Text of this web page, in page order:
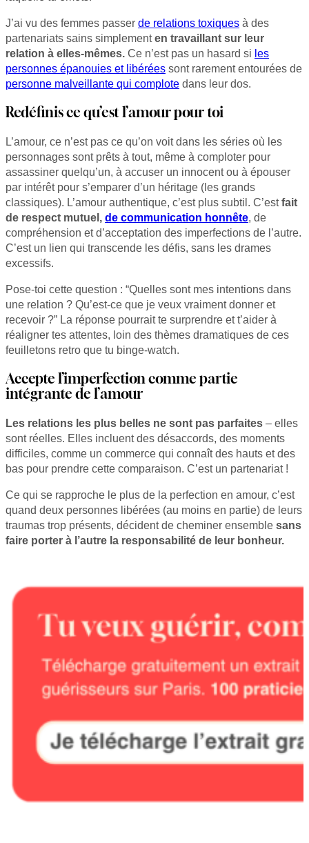
J’ai vu des femmes passer de relations toxiques à des
partenariats sains simplementen travaillant sur leur
relation à elles-mêmes. Ce n’est pas un hasard si les
personnes épanouies et libérées sont rarement entourées de
personne malveillante qui complote dans leur dos.
Redéfinis ce qu’est l’amour pour toi
L’amour, ce n’est pas ce qu’on voit dans les séries où les
personnages sont prêts à tout, même à comploter pour
assassiner quelqu’un, à accuser un innocent ou à épouser
par intérêt pour s’emparer d’un héritage (les grands
classiques). L’amour authentique, c’est plus subtil. C’estfait
de respect mutuel, de communication honnête, de
compréhension et d’acceptation des imperfections de l’autre.
C’est un lien qui transcende les défis, sans les drames
excessifs.
Pose-toi cette question : “Quelles sont mes intentions dans
une relation ? Qu’est-ce que je veux vraiment donner et
recevoir ?” La réponse pourrait te surprendre et t’aider à
réaligner tes attentes, loin des thèmes dramatiques de ces
feuilletons retro que tu binge-watch.
Accepte l’imperfection comme partie
intégrante de l’amour
Les relations les plus belles ne sont pas parfaites – elles
sont réelles. Elles incluent des désaccords, des moments
difficiles, comme un commerce qui connaît des hauts et des
bas pour prendre cette comparaison. C’est un partenariat !
Ce qui se rapproche le plus de la perfection en amour, c’est
quand deux personnes libérées (au moins en partie) de leurs
traumas trop présents, décident de cheminer ensemble sans
faire porter à l’autre la responsabilité de leur bonheur.